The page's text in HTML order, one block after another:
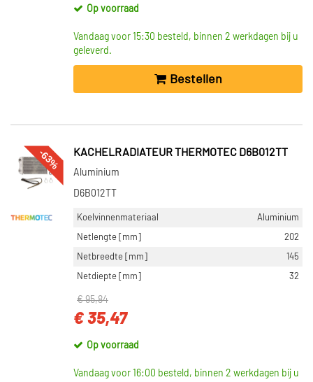
Op voorraad
Vandaag voor 15:30 besteld, binnen 2 werkdagen bij u
geleverd.
Bestellen
-63% KACHELRADIATEUR THERMOTEC D6B012TT
Aluminium
D6B012TT
Koelvinnenmateriaal
Aluminium
Netlengte [mm]
202
Netbreedte [mm]
145
Netdiepte [mm]
32
€ 95,84
€ 35,47
Op voorraad
Vandaag voor 16:00 besteld, binnen 2 werkdagen bij u